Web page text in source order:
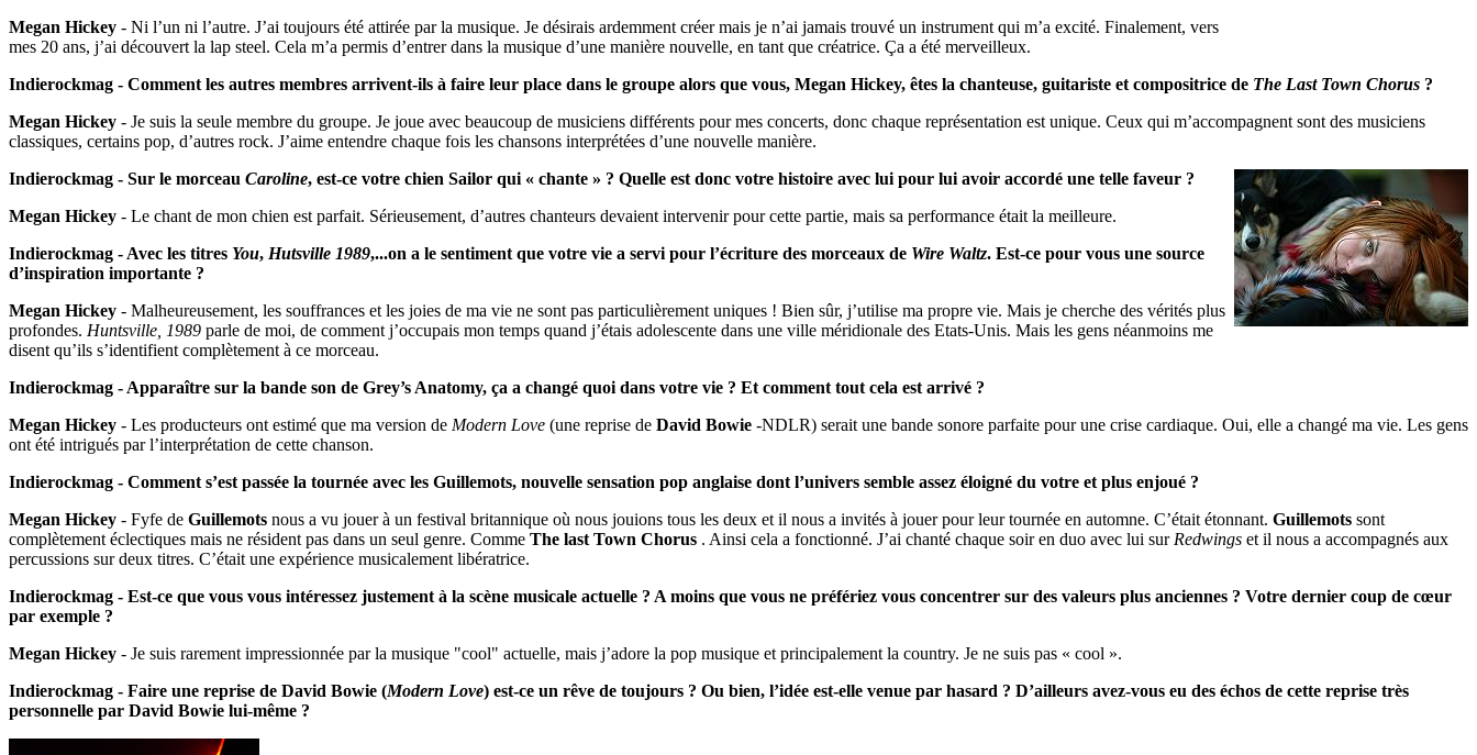
Megan Hickey - Ni l’un ni l’autre. J’ai toujours été attirée par la musique. Je désirais ardemment créer mais je n’ai jamais trouvé un instrument qui m’a excité. Finalement, vers
mes 20 ans, j’ai découvert la lap steel. Cela m’a permis d’entrer dans la musique d’une manière nouvelle, en tant que créatrice. Ça a été merveilleux.
Indierockmag - Comment les autres membres arrivent-ils à faire leur place dans le groupe alors que vous, Megan Hickey, êtes la chanteuse, guitariste et compositrice de The Last Town Chorus ?
Megan Hickey - Je suis la seule membre du groupe. Je joue avec beaucoup de musiciens différents pour mes concerts, donc chaque représentation est unique. Ceux qui m’accompagnent sont des musiciens
classiques, certains pop, d’autres rock. J’aime entendre chaque fois les chansons interprétées d’une nouvelle manière.
Indierockmag - Sur le morceau Caroline, est-ce votre chien Sailor qui « chante » ? Quelle est donc votre histoire avec lui pour lui avoir accordé une telle faveur ?
Megan Hickey - Le chant de mon chien est parfait. Sérieusement, d’autres chanteurs devaient intervenir pour cette partie, mais sa performance était la meilleure.
Indierockmag - Avec les titres You, Hutsville 1989,...on a le sentiment que votre vie a servi pour l’écriture des morceaux de Wire Waltz. Est-ce pour vous une source
d’inspiration importante ?
Megan Hickey - Malheureusement, les souffrances et les joies de ma vie ne sont pas particulièrement uniques ! Bien sûr, j’utilise ma propre vie. Mais je cherche des vérités plus
profondes. Huntsville, 1989 parle de moi, de comment j’occupais mon temps quand j’étais adolescente dans une ville méridionale des Etats-Unis. Mais les gens néanmoins me
disent qu’ils s’identifient complètement à ce morceau.
Indierockmag - Apparaître sur la bande son de Grey’s Anatomy, ça a changé quoi dans votre vie ? Et comment tout cela est arrivé ?
Megan Hickey - Les producteurs ont estimé que ma version de Modern Love (une reprise de David Bowie -NDLR) serait une bande sonore parfaite pour une crise cardiaque. Oui, elle a changé ma vie. Les gens
ont été intrigués par l’interprétation de cette chanson.
Indierockmag - Comment s’est passée la tournée avec les Guillemots, nouvelle sensation pop anglaise dont l’univers semble assez éloigné du votre et plus enjoué ?
Megan Hickey - Fyfe de Guillemots nous a vu jouer à un festival britannique où nous jouions tous les deux et il nous a invités à jouer pour leur tournée en automne. C’était étonnant. Guillemots sont
complètement éclectiques mais ne résident pas dans un seul genre. Comme The last Town Chorus . Ainsi cela a fonctionné. J’ai chanté chaque soir en duo avec lui sur Redwings et il nous a accompagnés aux
percussions sur deux titres. C’était une expérience musicalement libératrice.
Indierockmag - Est-ce que vous vous intéressez justement à la scène musicale actuelle ? A moins que vous ne préfériez vous concentrer sur des valeurs plus anciennes ? Votre dernier coup de cœur
par exemple ?
Megan Hickey - Je suis rarement impressionnée par la musique "cool" actuelle, mais j’adore la pop musique et principalement la country. Je ne suis pas « cool ».
Indierockmag - Faire une reprise de David Bowie (Modern Love) est-ce un rêve de toujours ? Ou bien, l’idée est-elle venue par hasard ? D’ailleurs avez-vous eu des échos de cette reprise très
personnelle par David Bowie lui-même ?